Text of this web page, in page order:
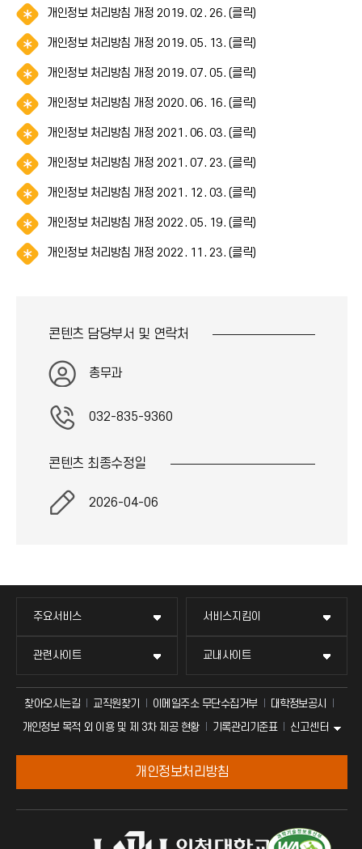
이
)
아
이
)
(
아
이
)
개인정보 처리방침 개정 2019. 02. 26. (클릭)알
(
아
이
)
개인정보 처리방침 개정 2019. 05. 13. (클릭)알
(
아
이
)
개인정보 처리방침 개정 2019. 07. 05. (클릭)알
(
아
이
)
개인정보 처리방침 개정 2020. 06. 16. (클릭)알
(
아
이
)
개인정보 처리방침 개정 2021. 06. 03. (클릭)알
(
아
이
)
개인정보 처리방침 개정 2021. 07. 23. (클릭)알
(
아
이
개인정보 처리방침 개정 2021. 12. 03. (클릭)알
(
아
개인정보 처리방침 개정 2022. 05. 19. (클릭)알
(
개인정보 처리방침 개정 2022. 11. 23. (클릭)알
이
콘텐츠 담당부서 및 연락처
총무과
032-835-9360
콘텐츠 최종수정일
2026-04-06
주요서비스 서비스지킴이
관련사이트 교내사이트
찾아오시는길 교직원찾기 이메일주소 무단수집거부
대학정보공시
개인정보 목적 외 이용 및 제 3차 제공 현황
기록관리기준표 신고센터
개인정보처리방침